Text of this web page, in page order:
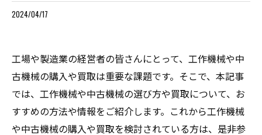
2024/04/17
工場や製造業の経営者の皆さんにとって、工作機械や中
古機械の購入や買取は重要な課題です。そこで、本記事
では、工作機械や中古機械の選び方や買取について、お
すすめの方法や情報をご紹介します。これから工作機械
や中古機械の購入や買取を検討されている方は、是非参